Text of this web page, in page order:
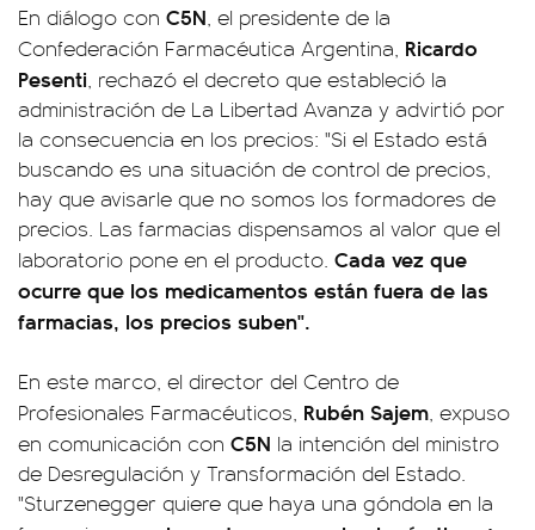
En diálogo con C5N, el presidente de la
Confederación Farmacéutica Argentina, Ricardo
Pesenti, rechazó el decreto que estableció la
administración de La Libertad Avanza y advirtió por
la consecuencia en los precios: "Si el Estado está
buscando es una situación de control de precios,
hay que avisarle que no somos los formadores de
precios. Las farmacias dispensamos al valor que el
laboratorio pone en el producto. Cada vez que
ocurre que los medicamentos están fuera de las
farmacias, los precios suben".
En este marco, el director del Centro de
Profesionales Farmacéuticos, Rubén Sajem, expuso
en comunicación con C5N la intención del ministro
de Desregulación y Transformación del Estado.
"Sturzenegger quiere que haya una góndola en la